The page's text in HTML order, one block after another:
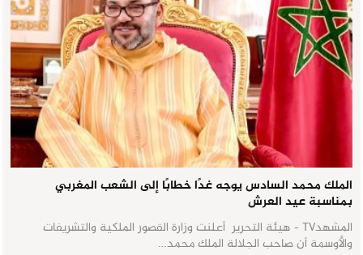
الملك محمد السادس يوجه غدًا خطابًا إلى الشعب المغربي
بمناسبة عيد العرش
المشهدTV - هيئة التحرير أعلنت وزارة القصور الملكية والتشريفات
والأوسمة أن صاحب الجلالة الملك محمد…